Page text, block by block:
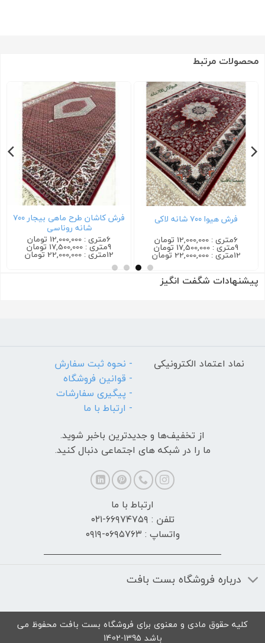
محصولات مرتبط
فرش هیوا ۷۰۰ شانه لاکی
6متری : 12,000,000 تومان
9متری : 17,500,000 تومان
12متری : 22,000,000 تومان
فرش کاشان طرح ماهی بیجار ۷۰۰
شانه روناسی
6متری : 12,000,000 تومان
9متری : 17,500,000 تومان
12متری : 22,000,000 تومان
پیشنهادات شگفت انگیز
نماد اعتماد الکترونیکی
- نحوه ثبت سفارش
- قوانین فروشگاه
- پیگیری سفارشات
- ارتباط با ما
از تخفیف‌ها و جدیدترین‌ باخبر شوید.
ما را در شبکه های اجتماعی دنبال کنید.
ارتباط با ما
تلفن : ۶۶۹۷۴۷۵۹-۰۲۱
واتساپ : ۰۶۹۵۷۶۳-۰۹۱۹
درباره فروشگاه بست بافت
کلیه حقوق مادی و معنوی برای فروشگاه بست بافت محفوظ می
باشد 1395-1402